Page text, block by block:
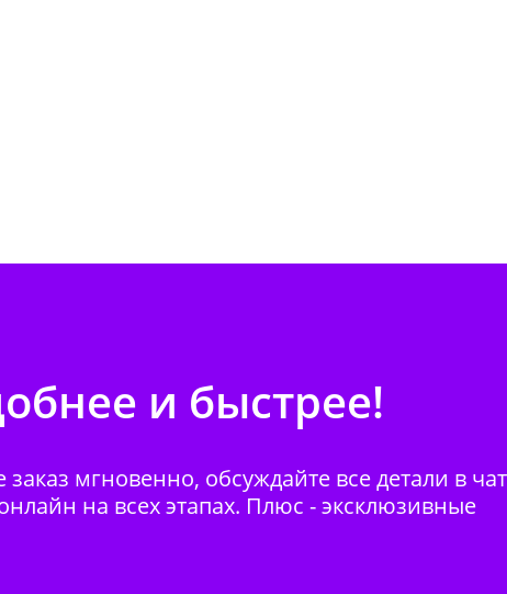
и быстрее!
мгновенно, обсуждайте все детали в
на всех этапах. Плюс - эксклюзивные